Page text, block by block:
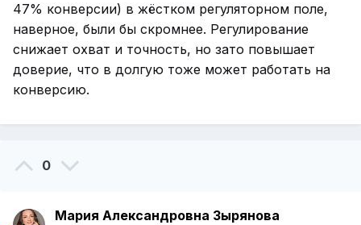
47% конверсии) в жёстком регуляторном поле,
наверное, были бы скромнее. Регулирование
снижает охват и точность, но зато повышает
доверие, что в долгую тоже может работать на
конверсию.
0
Мария Александровна Зырянова